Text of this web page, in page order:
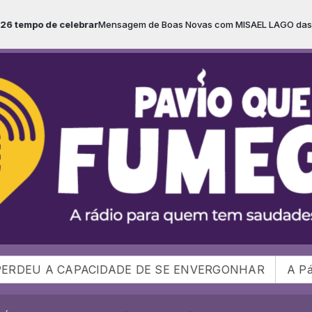
Mensagem de Boas Novas com MISAEL LAGO das 17:50 às 17:55 -
DE SE ENVERGONHAR A Pátria de Chuteiras e de